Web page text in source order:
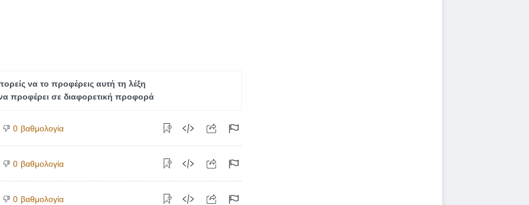
να το προφέρεις αυτή τη λέξη
προφέρει σε διαφορετική προφορά
0 βαθμολογία
0 βαθμολογία
0 βαθμολογία